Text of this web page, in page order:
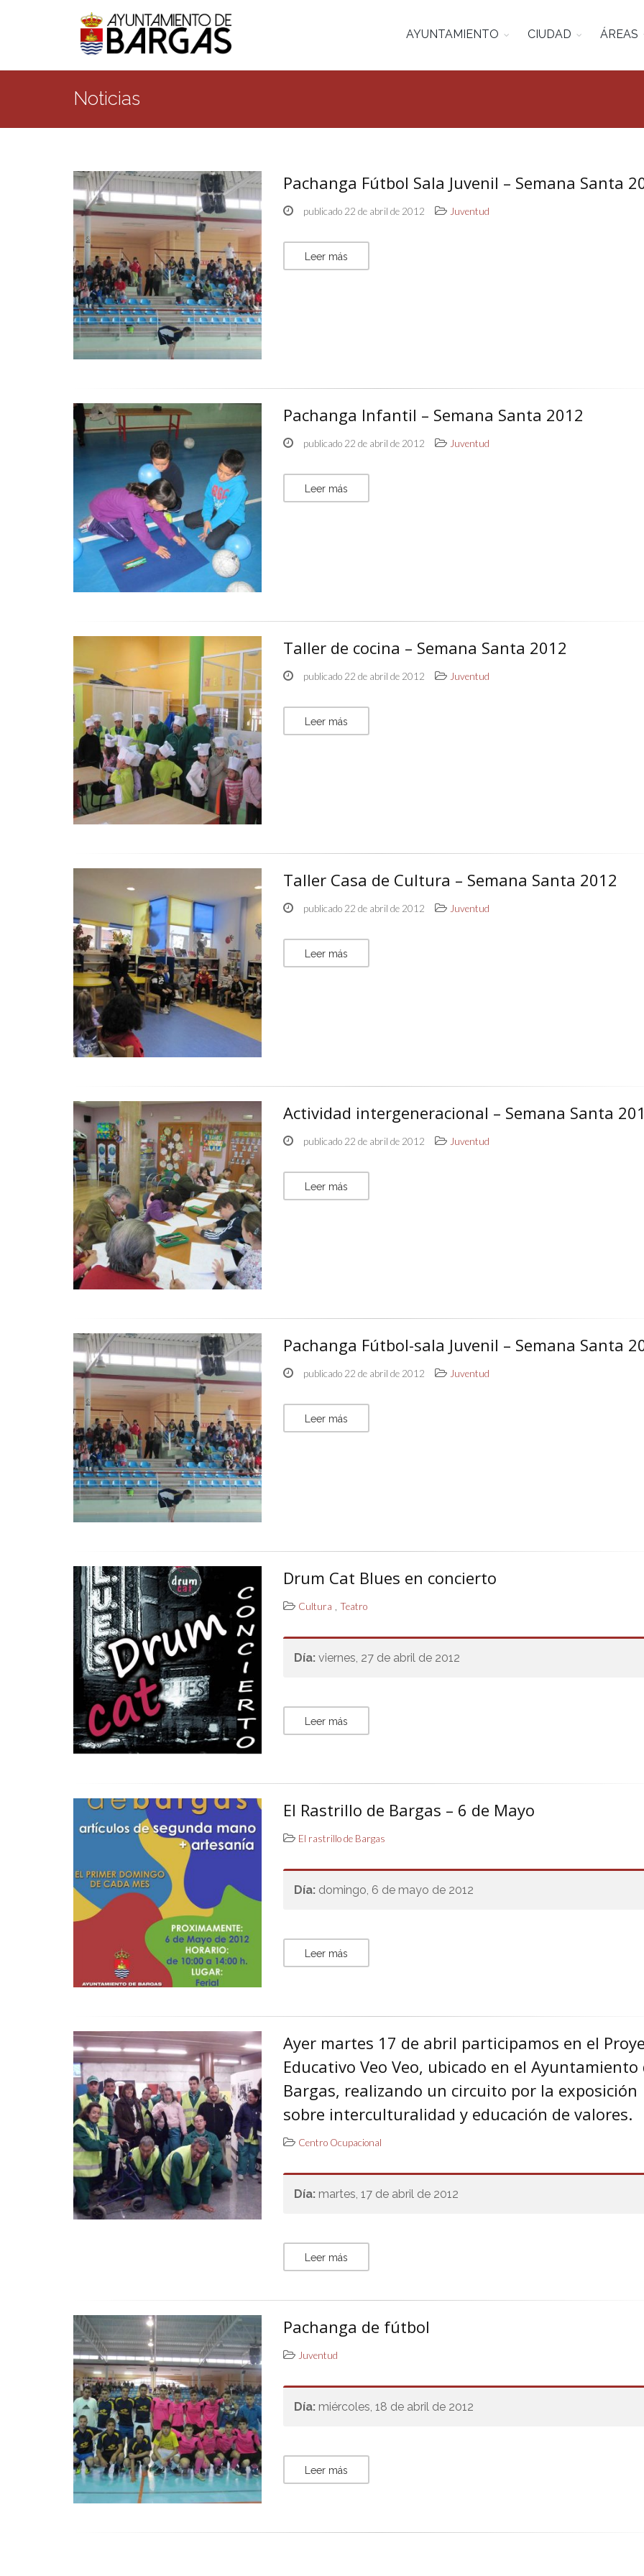
AYUNTAMIENTO CIUDAD ÁREAS
Noticias
Pachanga Fútbol Sala Juvenil – Semana Santa
publicado 22 de abril de 2012 Juventud
Leer más
Pachanga Infantil – Semana Santa 2012
publicado 22 de abril de 2012 Juventud
Leer más
Taller de cocina – Semana Santa 2012
publicado 22 de abril de 2012 Juventud
Leer más
Taller Casa de Cultura – Semana Santa 2012
publicado 22 de abril de 2012 Juventud
Leer más
Actividad intergeneracional – Semana Santa
publicado 22 de abril de 2012 Juventud
Leer más
Pachanga Fútbol-sala Juvenil – Semana Santa
publicado 22 de abril de 2012 Juventud
Leer más
Drum Cat Blues en concierto
Cultura ,Teatro
Día:viernes, 27 de abril de 2012
Leer más
El Rastrillo de Bargas – 6 de Mayo
El rastrillo de Bargas
Día: domingo, 6 de mayo de 2012
Leer más
Ayer martes 17 de abril participamos en el
Educativo Veo Veo, ubicado en el Ayuntamiento
Bargas, realizando un circuito por la exposición
sobre interculturalidad y educación de valores.
Centro Ocupacional
Día: martes, 17 de abril de 2012
Leer más
Pachanga de fútbol
Juventud
Día: miércoles, 18 de abril de 2012
Leer más